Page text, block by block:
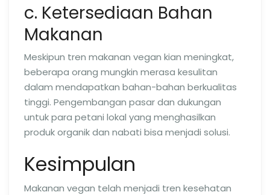
c. Ketersediaan Bahan
Makanan
Meskipun tren makanan vegan kian meningkat,
beberapa orang mungkin merasa kesulitan
dalam mendapatkan bahan-bahan berkualitas
tinggi. Pengembangan pasar dan dukungan
untuk para petani lokal yang menghasilkan
produk organik dan nabati bisa menjadi solusi.
Kesimpulan
Makanan vegan telah menjadi tren kesehatan